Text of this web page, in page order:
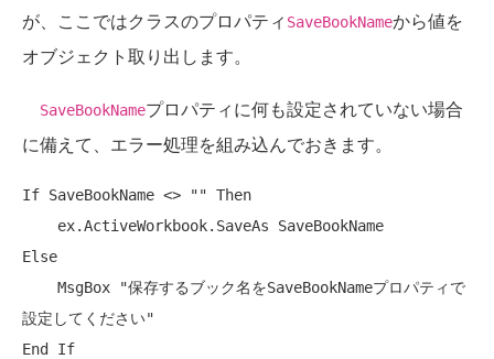
が、ここではクラスのプロパティ SaveBookNameから値を
オブジェクト取り出します。
SaveBookNameプロパティに何も設定されていない場合
に備えて、エラー処理を組み込んでおきます。
If SaveBookName <> "" Then
Else
    MsgBox
"保存するブック名をSaveBookNameプロパティで
設定してください"
End
If